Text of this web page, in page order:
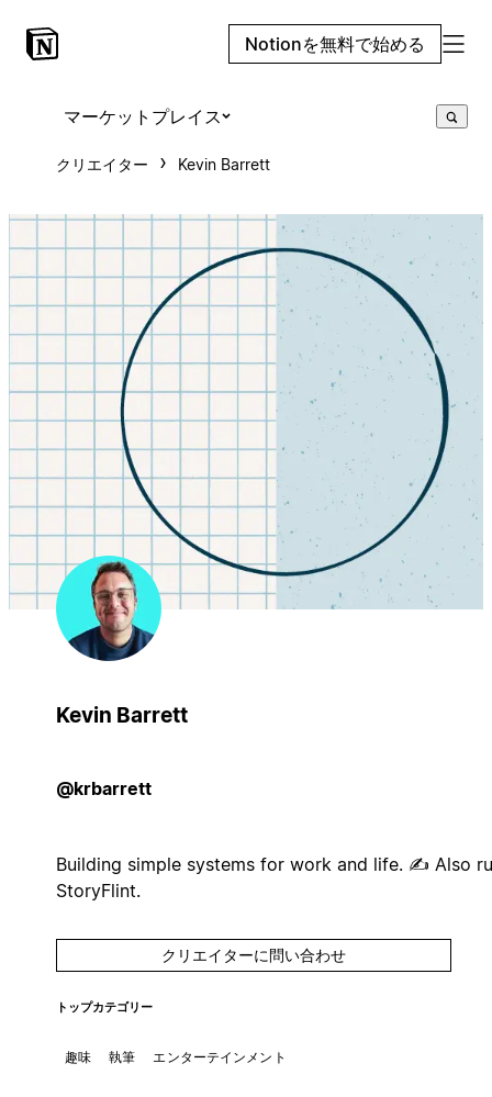
Notionを無料で始める
マーケットプレイス
クリエイター Kevin Barrett
Kevin Barrett
@krbarrett
Building simple systems for work and life. ✍ Also
StoryFlint.
クリエイターに問い合わせ
トップカテゴリー
趣味 執筆 エンターテインメント